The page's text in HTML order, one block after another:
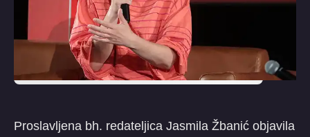
Proslavljena bh. redateljica Jasmila Žbanić objavila